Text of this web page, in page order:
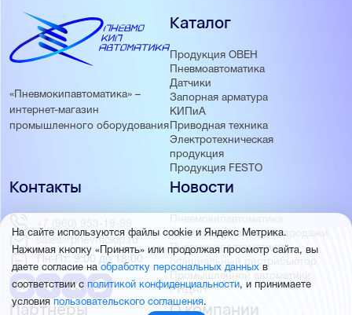
«Пневмокипавтоматика» –
интернет-магазин
промышленного оборудования
Каталог
Продукция ОВЕН
Пневмоавтоматика
Датчики
Запорная арматура
КИПиА
Приводная техника
Электротехническая
продукция
Продукция FESTO
Новости
Пневмокипавтоматика
запустила розничные продажи
Пневмокипавтоматика –
официальный дистрибьютор
Промышленной автоматики
РИДАН
Партнёры О компании
Контакты
+7 (960) 953-19-99
sales@pnevmokip.ru
Пн-Пт: 9:00 до 18:00
На сайте используются файлы cookie и Яндекс Метрика.
Нажимая кнопку «Принять» или продолжая просмотр сайта, вы
даете согласие наобработку персональных данных в
соответствии с политикой конфиденциальности, и принимаете
условия пользовательского соглашения.